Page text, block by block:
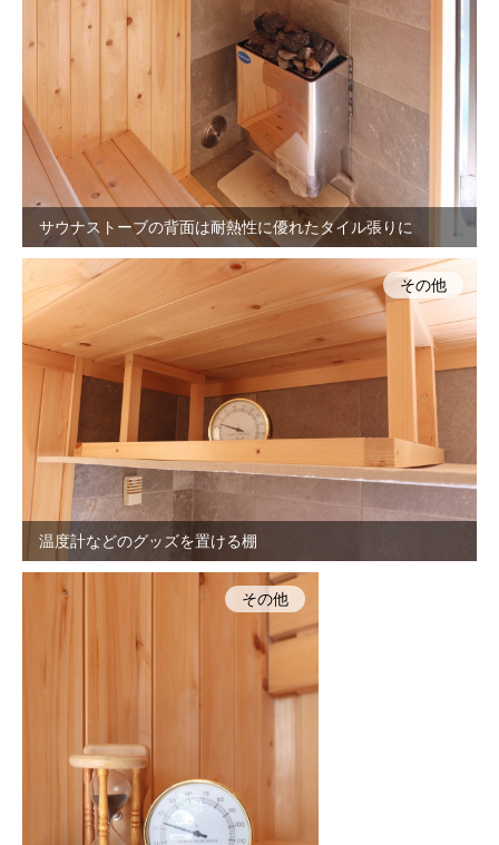
サウナストーブの背面は耐熱性に優れたタイル張りに
温度計などのグッズを置ける棚
その他
その他